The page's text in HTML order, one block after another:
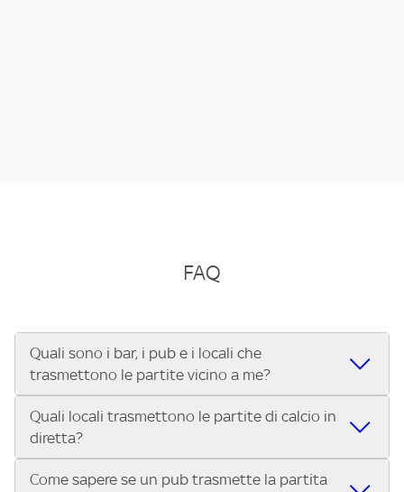
FAQ
Quali sono i bar, i pub e i locali che
trasmettono le partite vicino a me?
Se cerchi un bar, pub, ristorante o locale vicino a te per
vedere le partite di Serie A ENILIVE, la Serie C Sky Wifi, la
UEFA Champions League, la UEFA Europa League, la UEFA
Conference League, il Tennis, la Formula 1®, la MotoGP™ e
Quali locali trasmettono le partite di calcio in
diretta?
Vuoi sapere quali bar, pub o ristoranti mostrano le partite
Come sapere se un pub trasmette la partita